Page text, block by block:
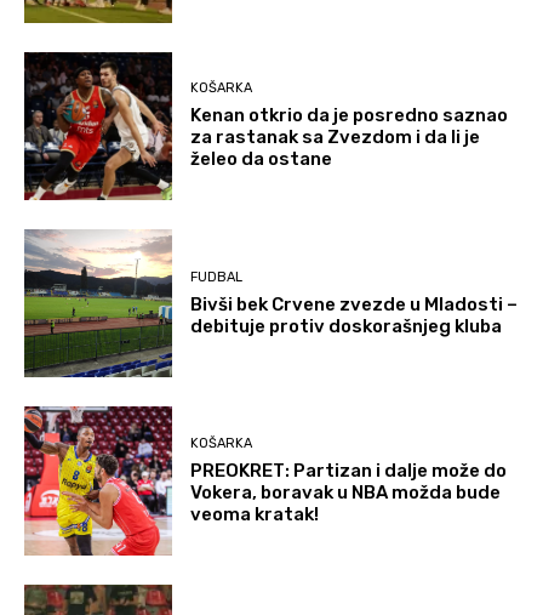
KOŠARKA
Kenan otkrio da je posredno saznao
za rastanak sa Zvezdom i da li je
želeo da ostane
FUDBAL
Bivši bek Crvene zvezde u Mladosti –
debituje protiv doskorašnjeg kluba
KOŠARKA
PREOKRET: Partizan i dalje može do
Vokera, boravak u NBA možda bude
veoma kratak!